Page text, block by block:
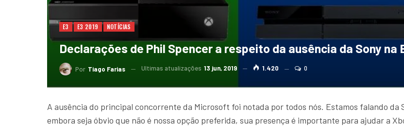
E3 E3 2019 NOTÍCIAS
Declarações de Phil Spencer a respeito da ausência da Sony na
Por Tiago Farias Ultimas atualizações 13 jun, 2019 1.420 0
A ausência do principal concorrente da Microsoft foi notada por todos nós. Estamos falando da
embora seja óbvio que não é nossa opção preferida, sua presença é importante para ajudar a